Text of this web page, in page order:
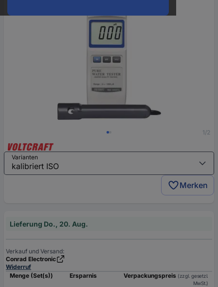
1/2
Varianten
Merken
Lieferung Do., 20. Aug.
Verkauf und Versand:
Conrad Electronic
Widerruf
Menge (Set(s))
Ersparnis Verpackungspreis (zzgl. gesetzl.
MwSt.)